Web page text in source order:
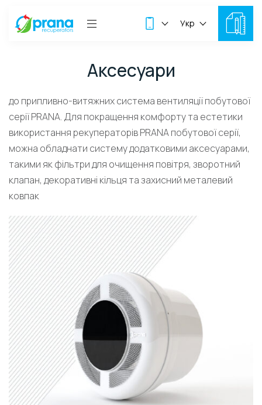
Укр
Аксесуари
до припливно-витяжних система вентиляції побутової
серії PRANA. Для покращення комфорту та естетики
використання рекуператорів PRANA побутової серії,
можна обладнати систему додатковими аксесуарами,
такими як фільтри для очищення повітря, зворотний
клапан, декоративні кільця та захисний металевий
ковпак